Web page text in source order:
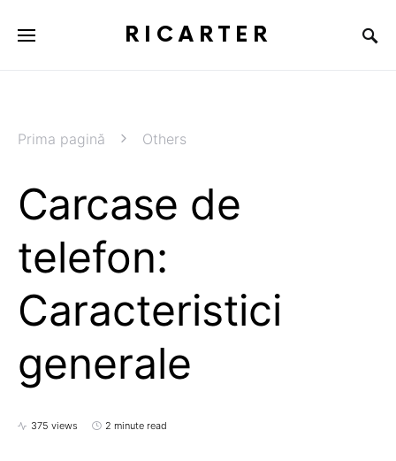
RICARTER
Prima pagină Others
Carcase de
telefon:
Caracteristici
generale
375 views 2 minute read